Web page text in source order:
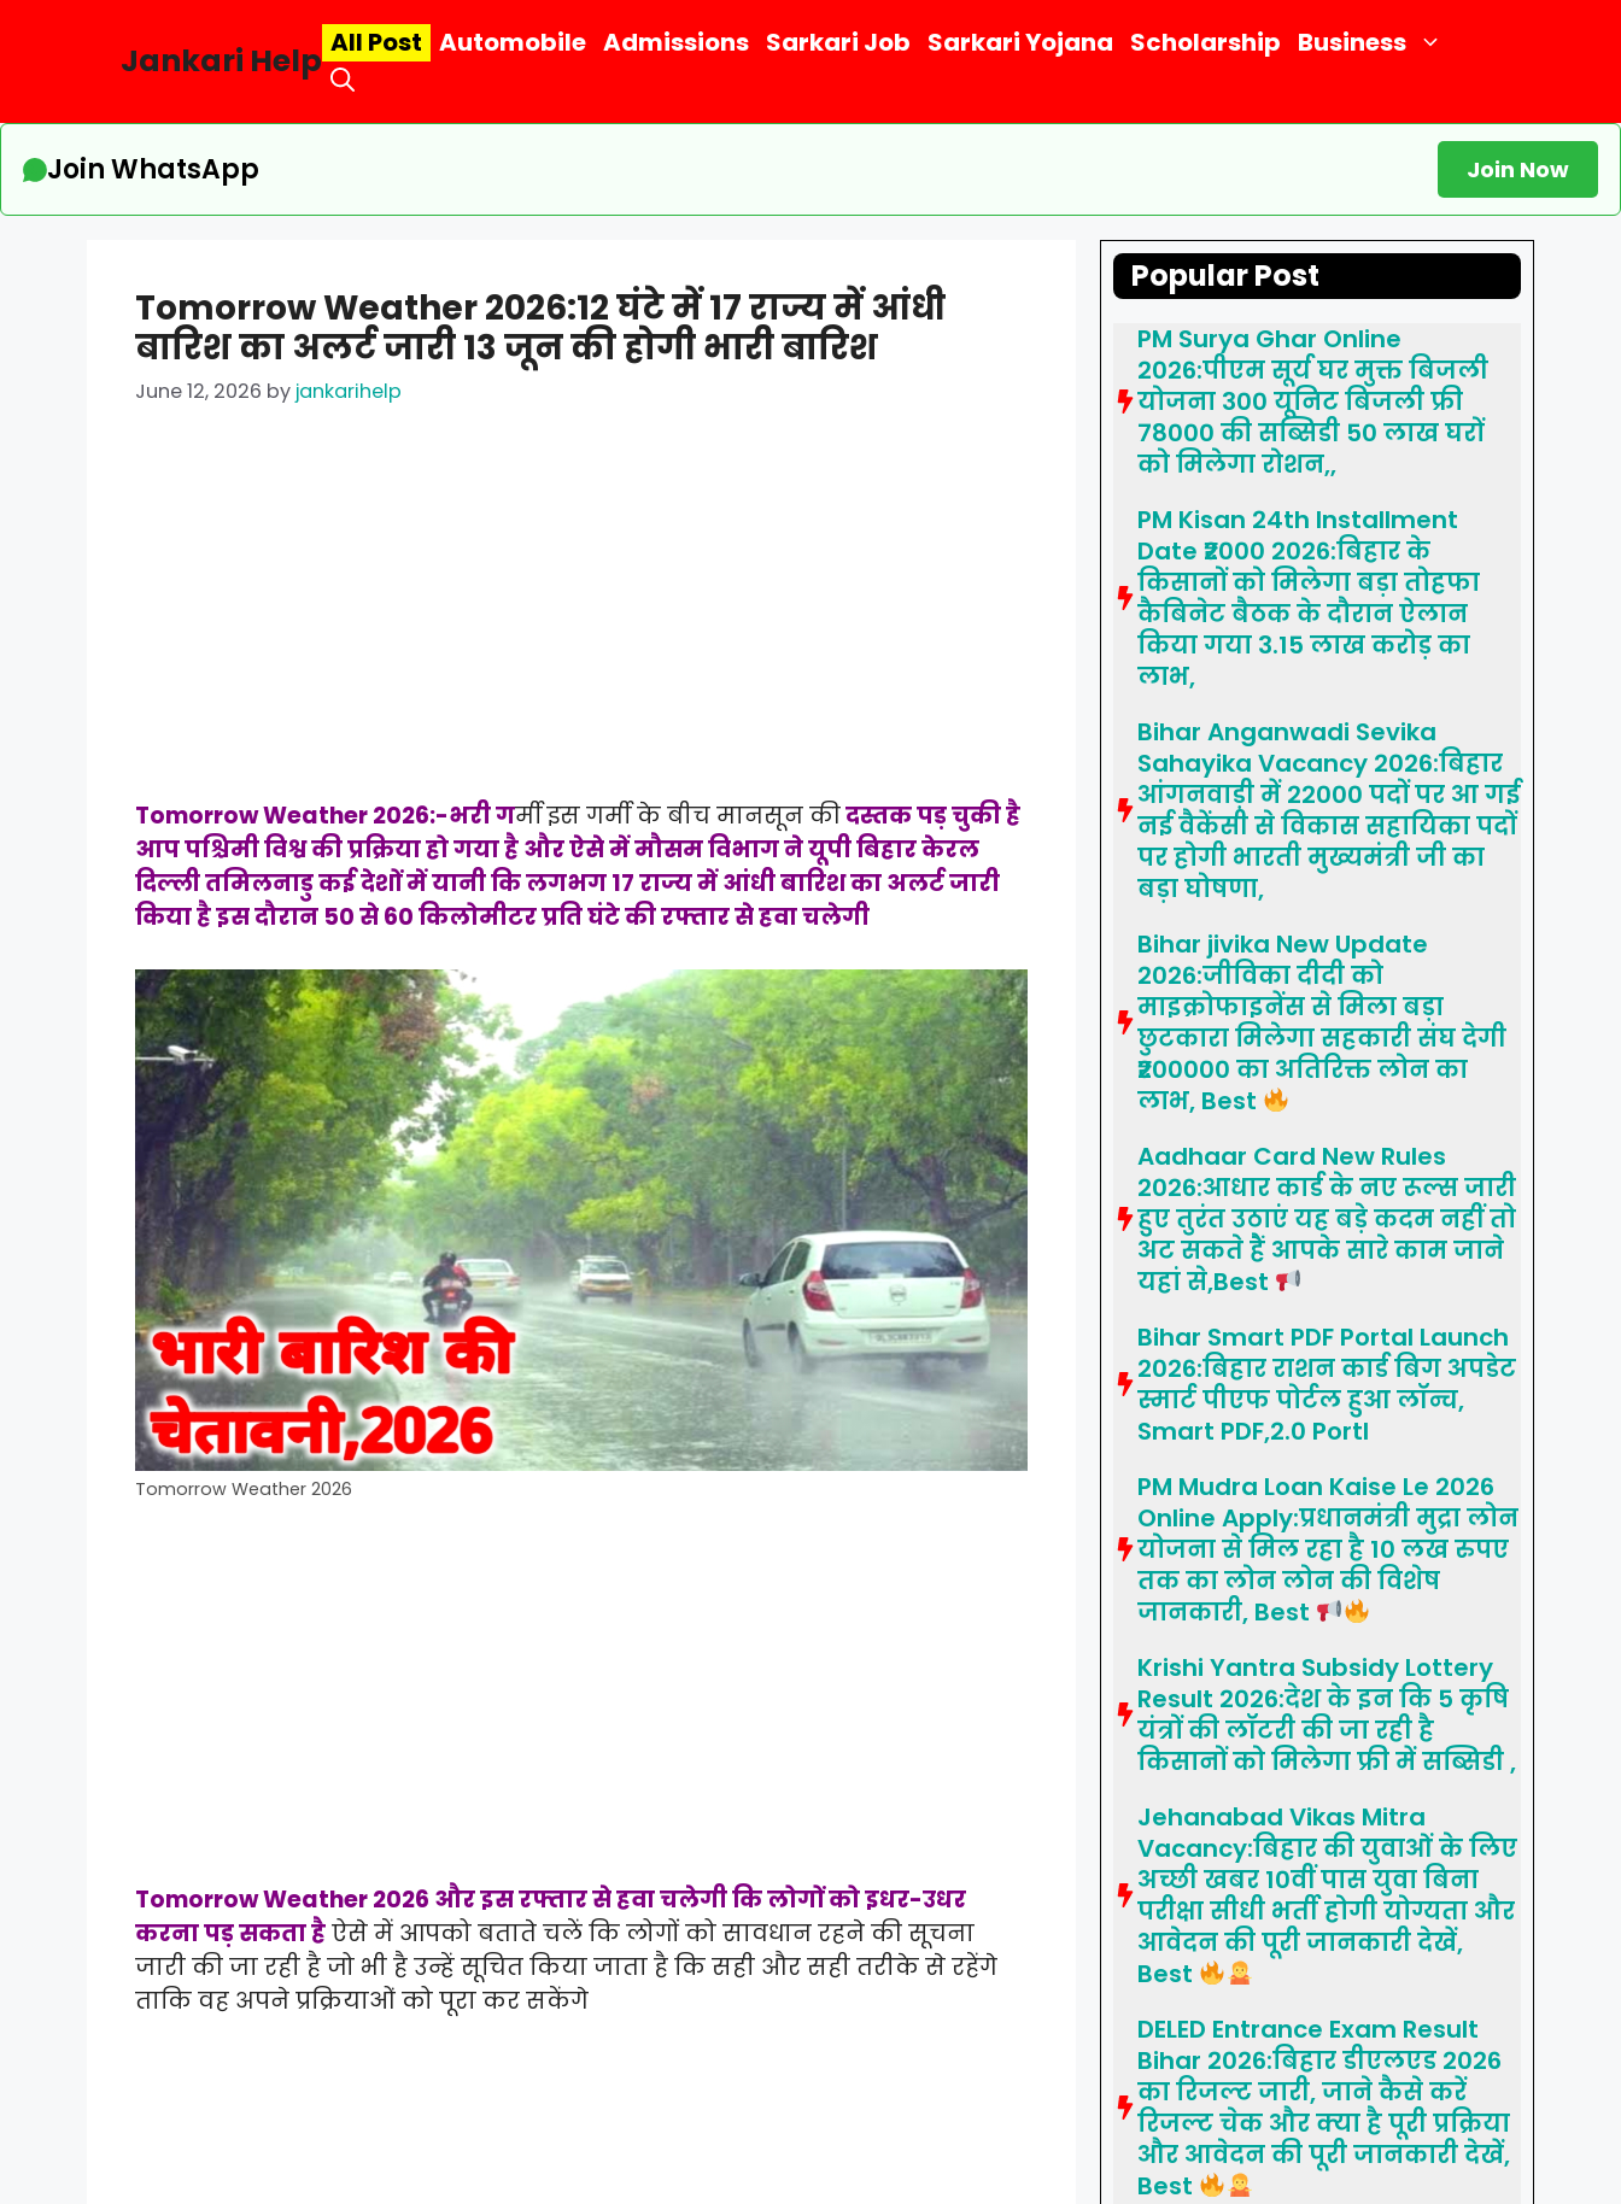
Jankari Help All Post Automobile Admissions Sarkari Job Sarkari Yojana Scholarship Business
Join WhatsApp Join Now
Tomorrow Weather 2026:12 घंटे में 17 राज्य में आंधी
बारिश का अलर्ट जारी 13 जून की होगी भारी बारिश
June 12, 2026 by jankarihelp
Tomorrow Weather 2026:-भरी गर्मी इस गर्मी के बीच मानसून कीदस्तक पड़ चुकी है
आप पश्चिमी विश्व की प्रक्रिया हो गया है और ऐसे में मौसम विभाग ने यूपी बिहार केरल
दिल्ली तमिलनाडु कई देशों में यानी कि लगभग 17 राज्य में आंधी बारिश का अलर्ट जारी
किया है इस दौरान 50 से 60 किलोमीटर प्रति घंटे की रफ्तार से हवा चलेगी
Tomorrow Weather 2026
Tomorrow Weather 2026 और इस रफ्तार से हवा चलेगी कि लोगों को इधर-उधर
करना पड़ सकता हैऐसे में आपको बताते चलें कि लोगों को सावधान रहने की सूचना
जारी की जा रही है जो भी है उन्हें सूचित किया जाता है कि सही और सही तरीके से रहेंगे
ताकि वह अपने प्रक्रियाओं को पूरा कर सकेंगे
Popular Post
PM Surya Ghar Online
2026:पीएम सूर्य घर मुक्त बिजली
योजना 300 यूनिट बिजली फ्री
78000 की सब्सिडी 50 लाख घरों
को मिलेगा रोशन,,
PM Kisan 24th Installment
Date ₹2000 2026:बिहार के
किसानों को मिलेगा बड़ा तोहफा
कैबिनेट बैठक के दौरान ऐलान
किया गया 3.15 लाख करोड़ का
लाभ,
Bihar Anganwadi Sevika
Sahayika Vacancy 2026:बिहार
आंगनवाड़ी में 22000 पदों पर आ गई
नई वैकेंसी से विकास सहायिका पदों
पर होगी भारती मुख्यमंत्री जी का
बड़ा घोषणा,
Bihar jivika New Update
2026:जीविका दीदी को
माइक्रोफाइनेंस से मिला बड़ा
छुटकारा मिलेगा सहकारी संघ देगी
₹200000 का अतिरिक्त लोन का
लाभ, Best
Aadhaar Card New Rules
2026:आधार कार्ड के नए रूल्स जारी
हुए तुरंत उठाएं यह बड़े कदम नहीं तो
अट सकते हैं आपके सारे काम जाने
यहां से,Best
Bihar Smart PDF Portal Launch
2026:बिहार राशन कार्ड बिग अपडेट
स्मार्ट पीएफ पोर्टल हुआ लॉन्च,
Smart PDF,2.0 Portl
PM Mudra Loan Kaise Le 2026
Online Apply:प्रधानमंत्री मुद्रा लोन
योजना से मिल रहा है 10 लख रुपए
तक का लोन लोन की विशेष
जानकारी, Best
Krishi Yantra Subsidy Lottery
Result 2026:देश के इन कि 5 कृषि
यंत्रों की लॉटरी की जा रही है
किसानों को मिलेगा फ्री में सब्सिडी ,
Jehanabad Vikas Mitra
Vacancy:बिहार की युवाओं के लिए
अच्छी खबर 10वीं पास युवा बिना
परीक्षा सीधी भर्ती होगी योग्यता और
आवेदन की पूरी जानकारी देखें,
Best
DELED Entrance Exam Result
Bihar 2026:बिहार डीएलएड 2026
का रिजल्ट जारी, जाने कैसे करें
रिजल्ट चेक और क्या है पूरी प्रक्रिया
और आवेदन की पूरी जानकारी देखें,
Best